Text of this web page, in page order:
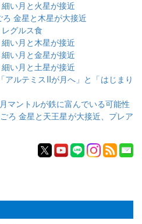
い月と火星が接近
金星と木星が大接近
グルス食
い月と木星が接近
い月と金星が接近
い月と土星が接近
アルテミスIIが月へ」と「はじまり
マントルが鉄に富んでいる可能性
ろ 金星と天王星が大接近、プレア